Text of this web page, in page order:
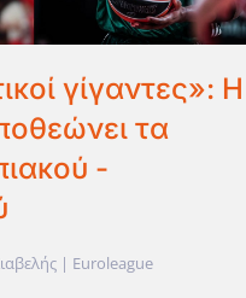
γίγαντες»: Η
τα
-
| Euroleague